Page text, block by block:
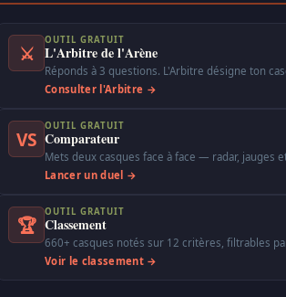
⚔
OUTIL GRATUIT
L'Arbitre de l'Arène
Réponds à 3 questions. L'Arbitre désigne ton
Consulter l'Arbitre →
VS
OUTIL GRATUIT
Comparateur
Mets deux casques face à face — radar, jauges
Lancer un duel →
🏆
OUTIL GRATUIT
Classement
660+ casques notés sur 12 critères, filtrables
Voir le classement →